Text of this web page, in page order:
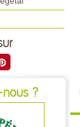
nous ?